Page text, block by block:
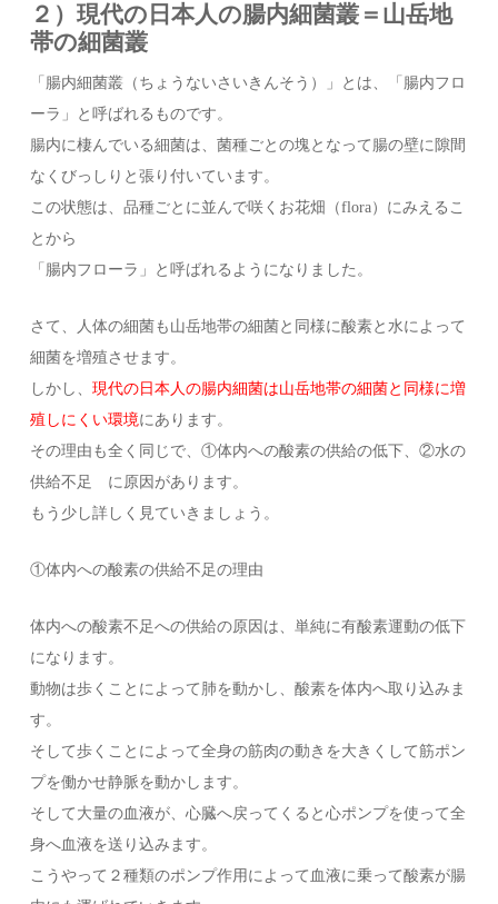
２）現代の日本人の腸内細菌叢＝山岳地
帯の細菌叢
「腸内細菌叢（ちょうないさいきんそう）」とは、「腸内フロ
ーラ」と呼ばれるものです。
腸内に棲んでいる細菌は、菌種ごとの塊となって腸の壁に隙間
なくびっしりと張り付いています。
この状態は、品種ごとに並んで咲くお花畑（flora）にみえるこ
とから
「腸内フローラ」と呼ばれるようになりました。
さて、人体の細菌も山岳地帯の細菌と同様に酸素と水によって
細菌を増殖させます。
しかし、現代の日本人の腸内細菌は山岳地帯の細菌と同様に増
殖しにくい環境にあります。
その理由も全く同じで、①体内への酸素の供給の低下、②水の
供給不足 に原因があります。
もう少し詳しく見ていきましょう。
①体内への酸素の供給不足の理由
体内への酸素不足への供給の原因は、単純に有酸素運動の低下
になります。
動物は歩くことによって肺を動かし、酸素を体内へ取り込みま
す。
そして歩くことによって全身の筋肉の動きを大きくして筋ポン
プを働かせ静脈を動かします。
そして大量の血液が、心臓へ戻ってくると心ポンプを使って全
身へ血液を送り込みます。
こうやって２種類のポンプ作用によって血液に乗って酸素が腸